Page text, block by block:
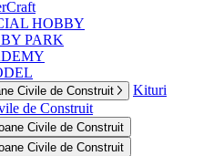
HOBBY
PARK
Civile de Construit
Kituri
de Construit
Civile de Construit
Civile de Construit